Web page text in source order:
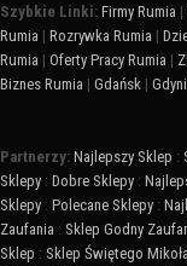
Szybkie Linki: Firmy Rumia |
Rumia | Rozrywka Rumia |
Rumia | Oferty Pracy Rumia |
Biznes Rumia | Gdańsk |
Partnerzy: Najlepszy Sklep :
Sklepy : Dobre Sklepy :
Sklepy : Polecane Sklepy :
Zaufania : Sklep Godny
Sklep : Sklep Świętego